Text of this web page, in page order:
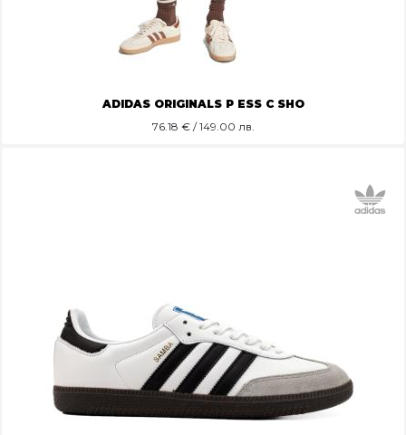
ADIDAS ORIGINALS P ESS C SHO
76.18 € / 149.00 лв.